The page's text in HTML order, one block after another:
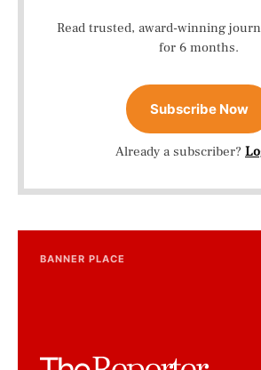
Read trusted, award-winning
for 6 months.
Subscribe Now
Already a subscriber?
BANNER PLACE